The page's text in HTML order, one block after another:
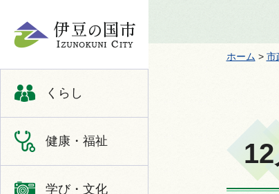
くらし
健康・福祉
学び・文化
ホーム > 市